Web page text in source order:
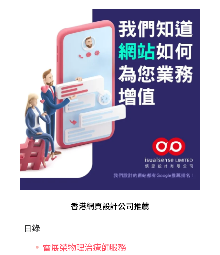
香港網頁設計公司推薦
目錄
雷展榮物理治療師服務